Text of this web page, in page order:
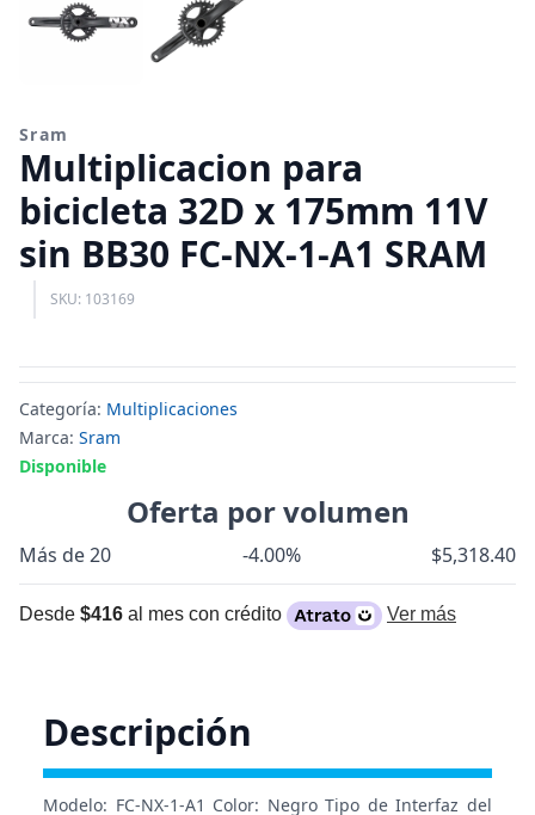
Sram
Multiplicacion para
bicicleta 32D x 175mm 11V
sin BB30 FC-NX-1-A1 SRAM
SKU: 103169
Categoría: Multiplicaciones
Marca: Sram
Disponible
Oferta por volumen
Más de 20 -4.00% $5,318.40
Desde $416 al mes con crédito Ver más
Descripción
Modelo: FC-NX-1-A1 Color: Negro Tipo de Interfaz del